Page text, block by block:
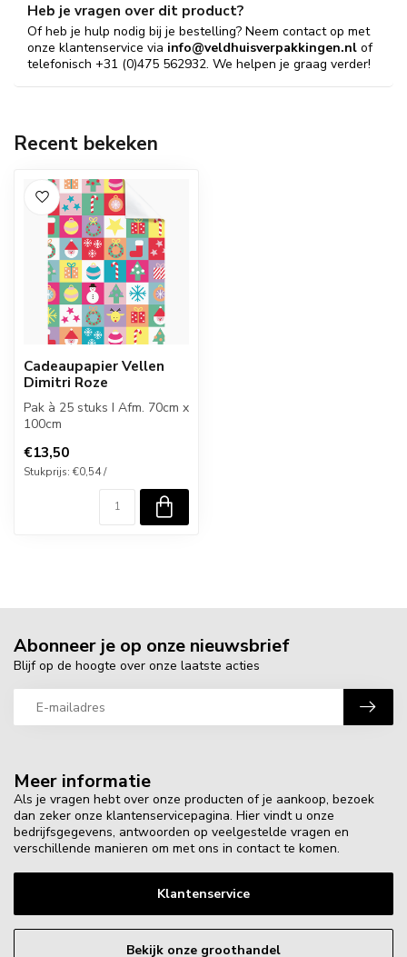
Heb je vragen over dit product?
Of heb je hulp nodig bij je bestelling? Neem contact op met
onze klantenservice via info@veldhuisverpakkingen.nl of
telefonisch +31 (0)475 562932. We helpen je graag verder!
Recent bekeken
Cadeaupapier Vellen
Dimitri Roze
Pak à 25 stuks I Afm. 70cm x
100cm
€13,50
Stukprijs: €0,54 /
Meer informatie
Als je vragen hebt over onze producten of je aankoop, bezoek
dan zeker onze klantenservicepagina. Hier vindt u onze
bedrijfsgegevens, antwoorden op veelgestelde vragen en
verschillende manieren om met ons in contact te komen.
Klantenservice
Bekijk onze groothandel
Abonneer je op onze nieuwsbrief
Blijf op de hoogte over onze laatste acties